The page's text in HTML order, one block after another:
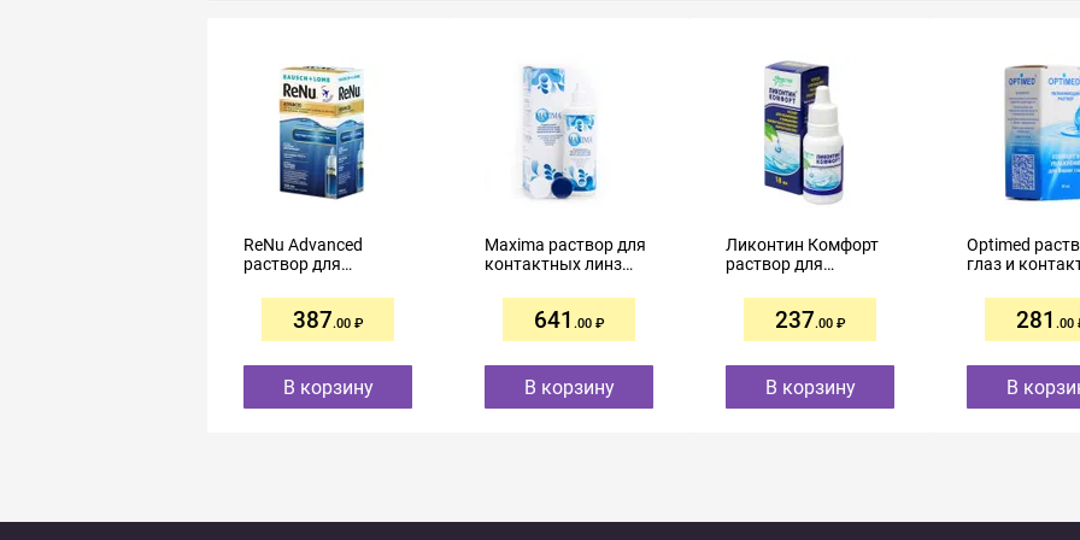
ReNu Advanced
раствор для
100мл
387.00
В корзину
Maxima раствор для
контактных линз
250мл
641 .00
В корзину
Ликонтин Комфорт
раствор для
18мл
237.00
В корзину
Optimed
глаз и
10мл
281 .00
В